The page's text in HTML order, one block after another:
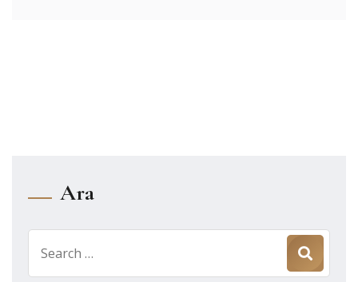
Ara
for: